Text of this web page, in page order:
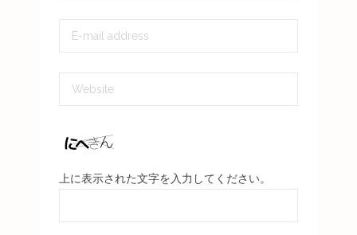
上に表示された文字を入力してください。